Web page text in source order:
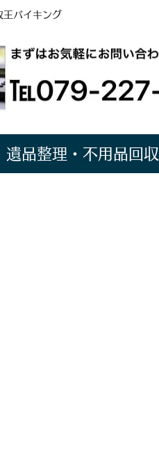
王バイキング
遺品整理・不用品回収